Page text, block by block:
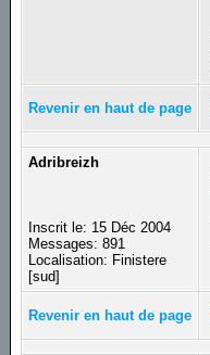
Revenir en haut de page
Adribreizh
Inscrit le: 15 Déc 2004
Messages: 891
Localisation: Finistere
[sud]
Revenir en haut de page